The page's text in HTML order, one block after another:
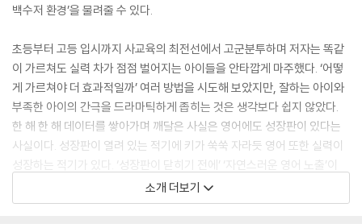
백수저 환경’을 물려줄 수 있다.
초등부터 고등 입시까지 사교육의 최전선에서 고군분투하며 저자는 똑같
이 가르쳐도 실력 차가 점점 벌어지는 아이들을 안타깝게 마주했다. ‘어떻
게 가르쳐야 더 효과적일까’ 여러 방법을 시도해 보았지만, 잘하는 아이와
부족한 아이의 간극을 드라마틱하게 좁히는 것은 생각보다 쉽지 않았다.
한 해 한 해 데이터를 쌓아가며 깨달은 사실은 영어에도 성장판이 있다는
사실이다. 성장판이 열려 있는 적기에 키가 쑥쑥 자라듯 영어 또한 실력이
성장하는 적기가 있다. ‘성장판이 닫히기 전에’ ‘자연스러운 영어 노출’이
있었던 아이들은 거부감 없이 수업에 잘 따라오고, 잘하니까 흥미를 갖고
노력하는 선순환이 시작된다. 한편, 생전 접하지 못하고 있다가 각 잡고 공
소개 더보기